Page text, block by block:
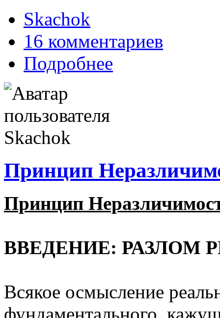
Skachok
16 комментариев
Подробнее
Принцип
Принцип
ВВЕДЕНИЕ: РАЗЛОМ
‎Всякое осмысление
фундаментального,